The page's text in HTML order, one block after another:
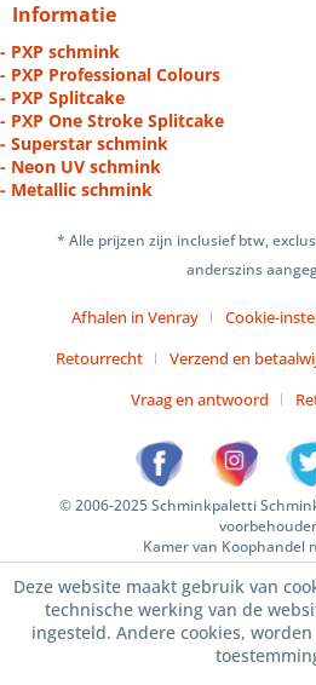
Informatie
- PXP schmink
- PXP Professional Colours
- PXP Splitcake
- PXP One Stroke Splitcake
- Superstar schmink
- Neon UV schmink
- Metallic schmink
* Alle prijzen zijn inclusief btw,
anderszins
Afhalen in Venray Cookie-
Retourrecht
Verzend en
Vraag en antwoord
© 2006-2025 Schminkpaletti
Kamer van Koophandel
Deze website maakt gebruik van
technische werking van de
ingesteld. Andere cookies,